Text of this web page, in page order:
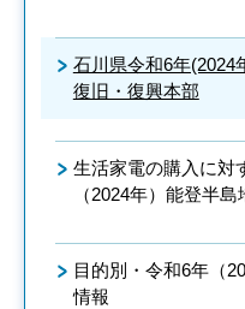
石川県令和6年(2024
復旧・復興本部
生活家電の購入に対
（2024年）能登半島
目的別・令和6年（
情報